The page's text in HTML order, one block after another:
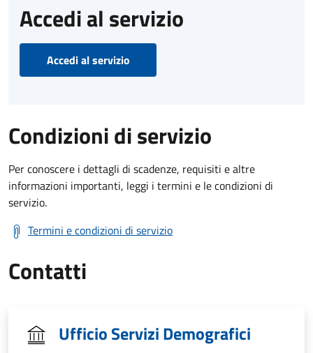
Accedi al servizio
Accedi al servizio
Condizioni di servizio
Per conoscere i dettagli di scadenze, requisiti e altre
informazioni importanti, leggi i termini e le condizioni di
servizio.
Termini e condizioni di servizio
Contatti
Ufficio Servizi Demografici